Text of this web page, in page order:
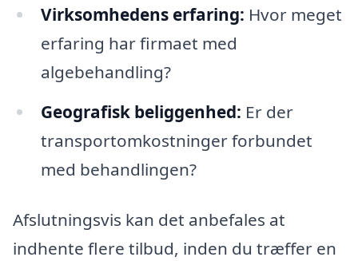
Virksomhedens erfaring: Hvor meget
erfaring har firmaet med
algebehandling?
Geografisk beliggenhed: Er der
transportomkostninger forbundet
med behandlingen?
Afslutningsvis kan det anbefales at
indhente flere tilbud, inden du træffer en